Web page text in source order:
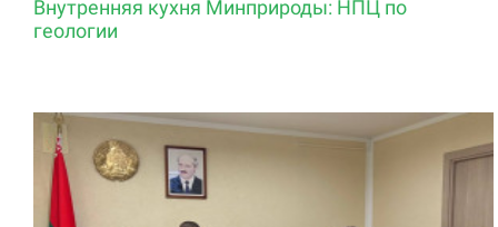
Внутренняя кухня Минприроды: НПЦ по
геологии